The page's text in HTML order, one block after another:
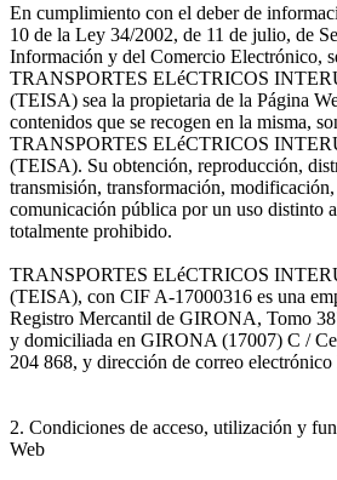
En cumplimiento con el deber de
10 de la Ley 34/2002, de 11 de julio, de
Información y del Comercio Electrónico,
TRANSPORTES ELéCTRICOS
(TEISA) sea la propietaria de la Página
contenidos que se recogen en la misma,
TRANSPORTES ELéCTRICOS
(TEISA). Su obtención, reproducción,
transmisión, transformación,
comunicación pública por un uso distinto
totalmente prohibido.
TRANSPORTES ELéCTRICOS
(TEISA), con CIF A-17000316 es una
Registro Mercantil de GIRONA, Tomo
y domiciliada en GIRONA (17007) C /
204 868, y dirección de correo
2. Condiciones de acceso, utilización y
Web